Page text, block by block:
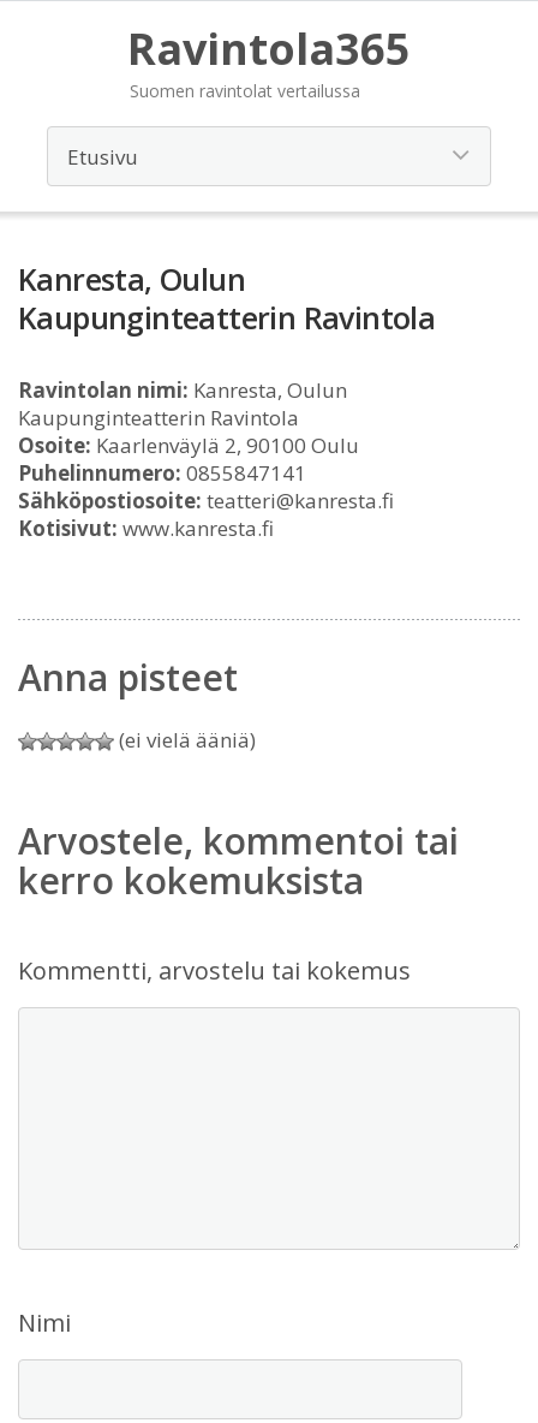
Ravintola365
Suomen ravintolat vertailussa
Kanresta, Oulun
Kaupunginteatterin Ravintola
Ravintolan nimi: Kanresta, Oulun
Kaupunginteatterin Ravintola
Osoite: Kaarlenväylä 2, 90100 Oulu
Puhelinnumero: 0855847141
Sähköpostiosoite: teatteri@kanresta.fi
Kotisivut: www.kanresta.fi
Anna pisteet
(ei vielä ääniä)
Arvostele, kommentoi tai
kerro kokemuksista
Kommentti, arvostelu tai kokemus
Nimi